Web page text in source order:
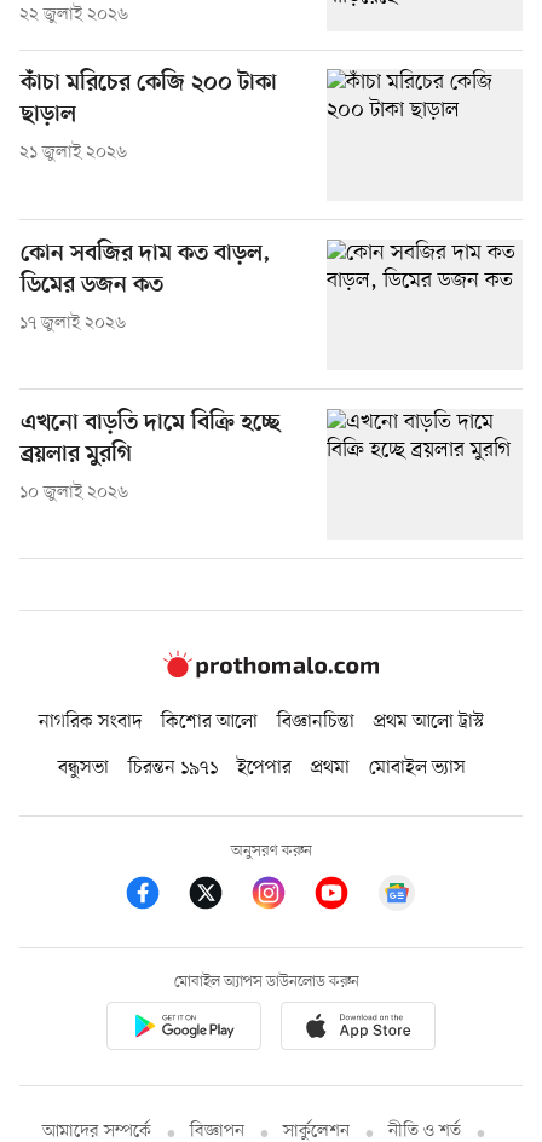
২২ জুলাই ২০২৬
কাঁচা মরিচের কেজি ২০০ টাকা
ছাড়াল
২১ জুলাই ২০২৬
কোন সবজির দাম কত বাড়ল,
ডিমের ডজন কত
১৭ জুলাই ২০২৬
এখনো বাড়তি দামে বিক্রি হচ্ছে
ব্রয়লার মুরগি
১০ জুলাই ২০২৬
নাগরিক সংবাদ কিশোর আলো বিজ্ঞানচিন্তা
প্রথম আলো ট্রাস্ট
বন্ধুসভা
চিরন্তন ১৯৭১ ইপেপার প্রথমা মোবাইল ভ্যাস
অনুসরণ করুন
মোবাইল অ্যাপস ডাউনলোড করুন
আমাদের সম্পর্কে বিজ্ঞাপন সার্কুলেশন নীতি ও শর্ত